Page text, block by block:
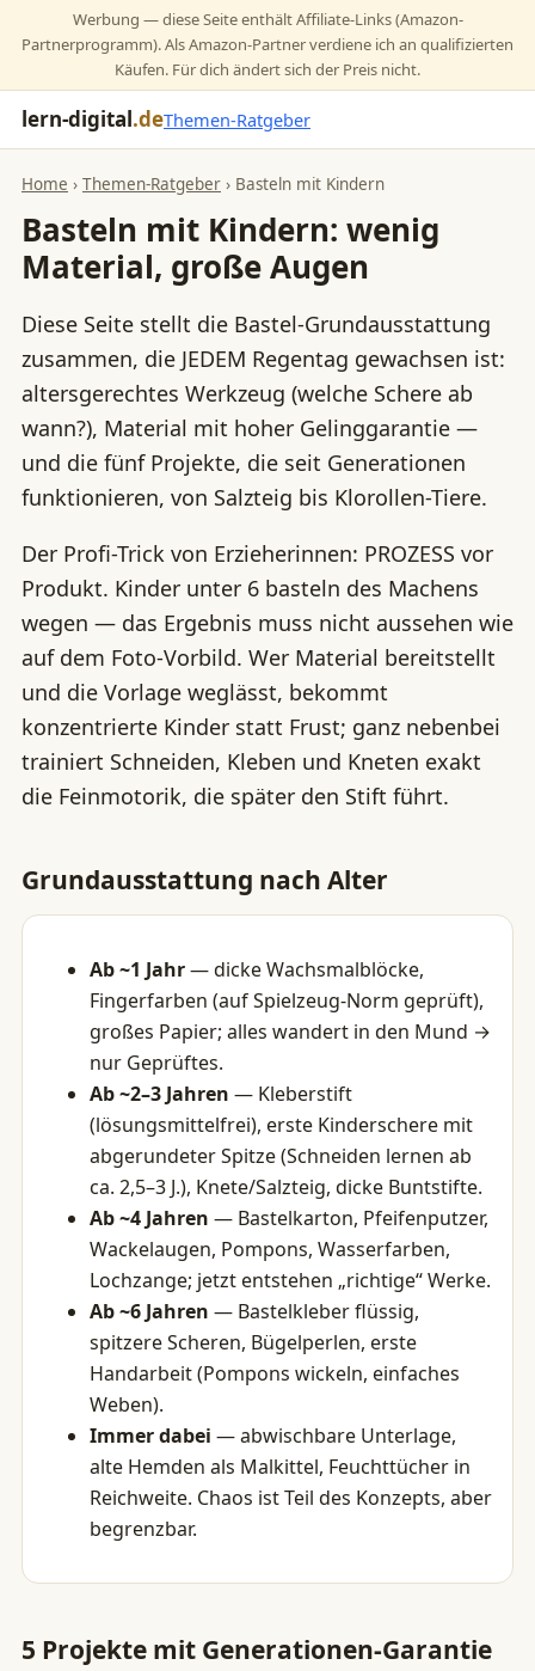
Werbung — diese Seite enthält Affiliate-Links (Amazon-
Partnerprogramm). Als Amazon-Partner verdiene ich an qualifizierten
Käufen. Für dich ändert sich der Preis nicht.
lern-digital.deThemen-Ratgeber
Home › Themen-Ratgeber › Basteln mit Kindern
Basteln mit Kindern: wenig
Material, große Augen
Diese Seite stellt die Bastel-Grundausstattung
zusammen, die JEDEM Regentag gewachsen ist:
altersgerechtes Werkzeug (welche Schere ab
wann?), Material mit hoher Gelinggarantie —
und die fünf Projekte, die seit Generationen
funktionieren, von Salzteig bis Klorollen-Tiere.
Der Profi-Trick von Erzieherinnen: PROZESS vor
Produkt. Kinder unter 6 basteln des Machens
wegen — das Ergebnis muss nicht aussehen wie
auf dem Foto-Vorbild. Wer Material bereitstellt
und die Vorlage weglässt, bekommt
konzentrierte Kinder statt Frust; ganz nebenbei
trainiert Schneiden, Kleben und Kneten exakt
die Feinmotorik, die später den Stift führt.
Grundausstattung nach Alter
Ab ~1 Jahr— dicke Wachsmalblöcke,
Fingerfarben (auf Spielzeug-Norm geprüft),
großes Papier; alles wandert in den Mund →
nur Geprüftes.
Ab ~2–3 Jahren — Kleberstift
(lösungsmittelfrei), erste Kinderschere mit
abgerundeter Spitze (Schneiden lernen ab
ca. 2,5–3 J.), Knete/Salzteig, dicke Buntstifte.
Ab ~4 Jahren — Bastelkarton, Pfeifenputzer,
Wackelaugen, Pompons, Wasserfarben,
Lochzange; jetzt entstehen „richtige“ Werke.
Ab ~6 Jahren — Bastelkleber flüssig,
spitzere Scheren, Bügelperlen, erste
Handarbeit (Pompons wickeln, einfaches
Weben).
Immer dabei — abwischbare Unterlage,
alte Hemden als Malkittel, Feuchttücher in
Reichweite. Chaos ist Teil des Konzepts, aber
begrenzbar.
5 Projekte mit Generationen-Garantie